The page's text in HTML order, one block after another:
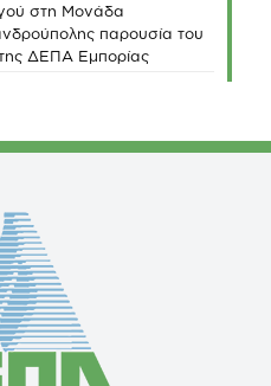
στη Μονάδα
παρουσία του
ΔΕΠΑ Εμπορίας